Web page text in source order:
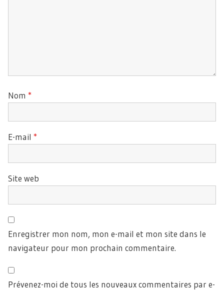
Nom *
E-mail *
Site web
Enregistrer mon nom, mon e-mail et mon site dans le
navigateur pour mon prochain commentaire.
Prévenez-moi de tous les nouveaux commentaires par e-